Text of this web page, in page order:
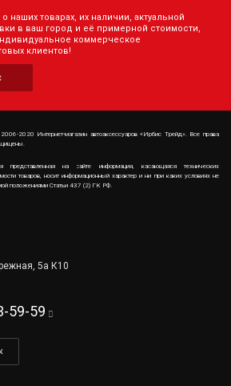
наших товарах, их наличии, актуальной
в ваш город и её примерной стоимости,
коммерческое
клиентов!
2020 Интернет-магазин автоаксессуаров «Ирбис Трейд». Все права
представленная на сайте информация, касающаяся технических
товаров, носит информационный характер и ни при каких условиях не
положениями Статьи 437 (2) ГК РФ.
5а К10
59-59